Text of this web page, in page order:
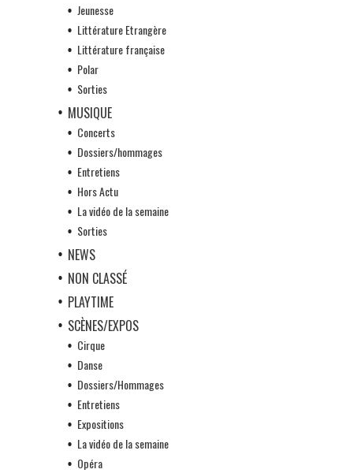
Jeunesse
Littérature Etrangère
Littérature française
Polar
Sorties
MUSIQUE
Concerts
Dossiers/hommages
Entretiens
Hors Actu
La vidéo de la semaine
Sorties
NEWS
NON CLASSÉ
PLAYTIME
SCÈNES/EXPOS
Cirque
Danse
Dossiers/Hommages
Entretiens
Expositions
La vidéo de la semaine
Opéra